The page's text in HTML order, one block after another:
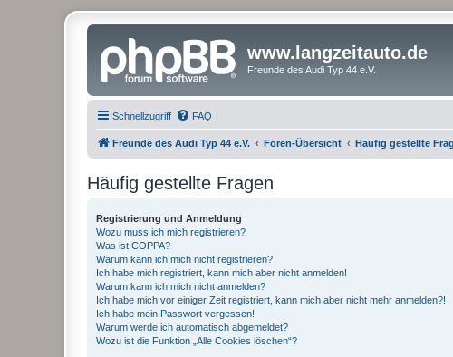
www.langzeitauto.de
Freunde des Audi Typ 44 e.V.
Schnellzugriff FAQ
Freunde des Audi Typ 44 e.V. Foren-Übersicht Häufig gestellte
Häufig gestellte Fragen
Registrierung und Anmeldung
Wozu muss ich mich registrieren?
Was ist COPPA?
Warum kann ich mich nicht registrieren?
Ich habe mich registriert, kann mich aber nicht anmelden!
Warum kann ich mich nicht anmelden?
Ich habe mich vor einiger Zeit registriert, kann mich aber nicht mehr anmelden?!
Ich habe mein Passwort vergessen!
Warum werde ich automatisch abgemeldet?
Wozu ist die Funktion „Alle Cookies löschen“?